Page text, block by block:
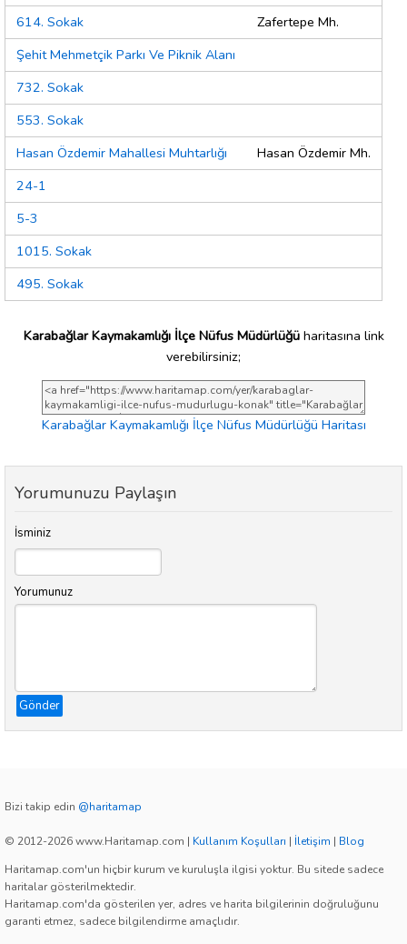
614. Sokak
Zafertepe Mh.
Şehit Mehmetçik Parkı Ve Piknik Alanı
732. Sokak
553. Sokak
Hasan Özdemir Mahallesi Muhtarlığı
Hasan Özdemir Mh.
24-1
5-3
1015. Sokak
495. Sokak
Karabağlar Kaymakamlığı İlçe Nüfus Müdürlüğüharitasına link
verebilirsiniz;
Karabağlar Kaymakamlığı İlçe Nüfus Müdürlüğü Haritası
Yorumunuzu Paylaşın
İsminiz
Yorumunuz
Gönder
Bizi takip edin @haritamap
© 2012-2026 www.Haritamap.com | Kullanım Koşulları | İletişim | Blog
Haritamap.com'un hiçbir kurum ve kuruluşla ilgisi yoktur. Bu sitede sadece
haritalar gösterilmektedir.
Haritamap.com'da gösterilen yer, adres ve harita bilgilerinin doğruluğunu
garanti etmez, sadece bilgilendirme amaçlıdır.